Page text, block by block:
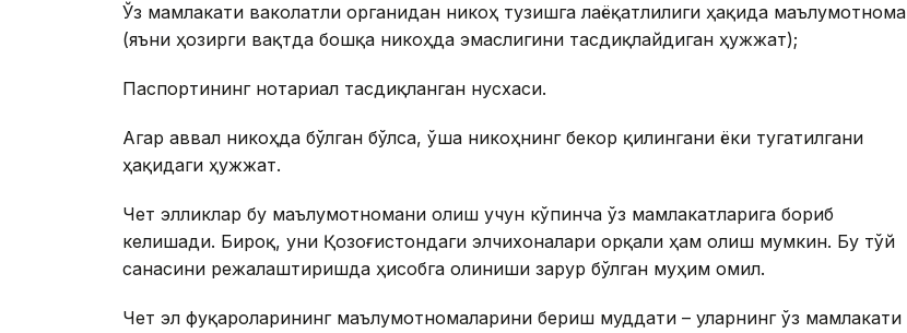
Ўз мамлакати ваколатли органидан никоҳ тузишга лаёқатлилиги ҳақида маълумотнома
(яъни ҳозирги вақтда бошқа никоҳда эмаслигини тасдиқлайдиган ҳужжат);
Паспортининг нотариал тасдиқланган нусхаси.
Агар аввал никоҳда бўлган бўлса, ўша никоҳнинг бекор қилингани ёки тугатилгани
ҳақидаги ҳужжат.
Чет элликлар бу маълумотномани олиш учун кўпинча ўз мамлакатларига бориб
келишади. Бироқ, уни Қозоғистондаги элчихоналари орқали ҳам олиш мумкин. Бу тўй
санасини режалаштиришда ҳисобга олиниши зарур бўлган муҳим омил.
Чет эл фуқароларининг маълумотномаларини бериш муддати – уларнинг ўз мамлакати